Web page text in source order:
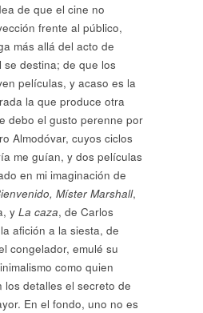
de que el cine no
frente al público,
más allá del acto de
se destina; de que los
películas, y acaso es la
la que produce otra
debo el gusto perenne por
Almodóvar, cuyos ciclos
me guían, y dos películas
en mi imaginación de
Míster Marshall,
y La caza, de Carlos
afición a la siesta, de
congelador, emulé su
como quien
los detalles el secreto de
En el fondo, uno no es